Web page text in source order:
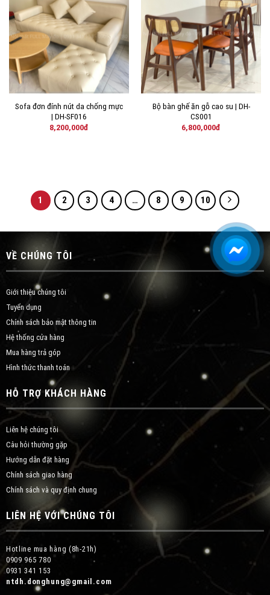
THÊM
VÀO
YÊU
THÍCH!
Sofa đơn đính nút da chống mực
| DH-SF016
8,200,000đ
THÊM
VÀO
YÊU
THÍCH!
Bộ bàn ghế ăn gỗ cao su | DH-
CS001
6,800,000đ
1 2 3 4 … 8 9 10
VỀ CHÚNG TÔI
Giới thiệu chúng tôi
Tuyển dụng
Chính sách bảo mật thông tin
Hệ thống cửa hàng
Mua hàng trả góp
Hình thức thanh toán
HỖ TRỢ KHÁCH HÀNG
Liên hệ chúng tôi
Câu hỏi thường gặp
Hướng dẫn đặt hàng
Chính sách giao hàng
Chính sách và quy định chung
LIÊN HỆ VỚI CHÚNG TÔI
Hotline mua hàng (8h-21h)
0909 965 780
0931 341 153
ntdh.donghung@gmail.com